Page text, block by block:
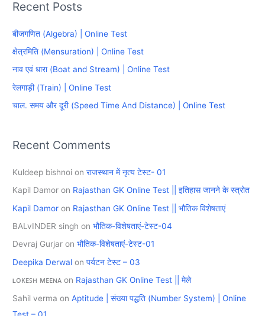
r
c
o
r
:
Recent Posts
बीजगणित (Algebra) | Online Test
क्षेत्रमिति (Mensuration) | Online Test
नाव एवं धारा (Boat and Stream) | Online Test
रेलगाड़ी (Train) | Online Test
चाल. समय और दूरी (Speed Time And Distance) | Online Test
Recent Comments
Kuldeep bishnoi onराजस्थान में नृत्य टेस्ट- 01
Kapil Damor on Rajasthan GK Online Test || इतिहास जानने के स्त्रोत
Kapil Damor on Rajasthan GK Online Test || भौतिक विशेषताएं
BALvINDER singh onभौतिक-विशेषताएं-टेस्ट-04
Devraj Gurjar onभौतिक-विशेषताएं-टेस्ट-01
Deepika Derwal onपर्यटन टेस्ट – 03
ʟᴏᴋᴇꜱʜ ᴍᴇᴇɴᴀ on Rajasthan GK Online Test || मेले
Sahil verma onAptitude | संख्या पद्धति (Number System) | Online
Test – 01